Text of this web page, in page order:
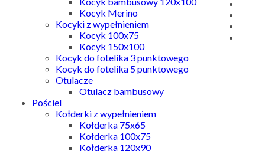
Kocyk Merino
Kocyki z wypełnieniem
Kocyk 100x75
Kocyk 150x100
Kocyk do fotelika 3 punktowego
Kocyk do fotelika 5 punktowego
Otulacze
Otulacz bambusowy
Pościel
Kołderki z wypełnieniem
Kołderka 75x65
Kołderka 100x75
Kołderka 120x90